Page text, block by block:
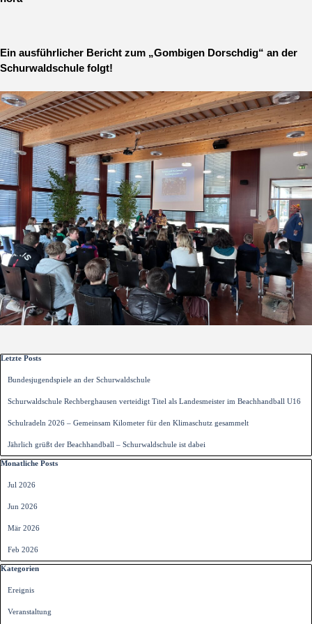
Ein ausführlicher Bericht zum „Gombigen Dorschdig“ an der
Schurwaldschule folgt!
Block überspringen Letzte Posts
Letzte Posts
Bundesjugendspiele an der Schurwaldschule
Schurwaldschule Rechberghausen verteidigt Titel als Landesmeister im Beachhandball U16
Schulradeln 2026 – Gemeinsam Kilometer für den Klimaschutz gesammelt
Jährlich grüßt der Beachhandball – Schurwaldschule ist dabei
Block überspringen Monatliche Posts
Monatliche Posts
Jul 2026
Jun 2026
Mär 2026
Feb 2026
Block überspringen Kategorien
Kategorien
Ereignis
Veranstaltung